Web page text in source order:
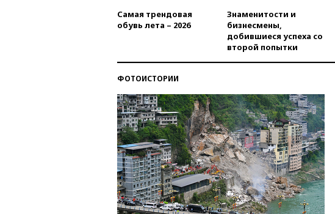
Самая трендовая
обувь лета – 2026
Знаменитости и
бизнесмены,
добившиеся успеха со
второй попытки
ФОТОИСТОРИИ